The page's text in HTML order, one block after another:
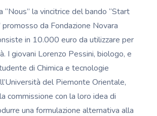
“Nous” la vincitrice del bando “Start
da Fondazione Novara
in 10.000 euro da utilizzare per
I giovani Lorenzo Pessini, biologo, e
di Chimica e tecnologie
del Piemonte Orientale,
commissione con la loro idea di
una formulazione alternativa alla